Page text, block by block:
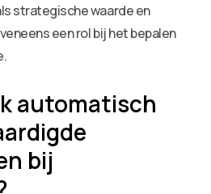
strategische waarde en
een rol bij het bepalen
automatisch
bij